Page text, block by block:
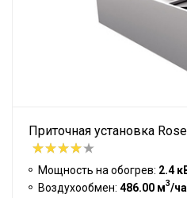
Приточная установка
Мощность на обогрев: 2.4
Воздухообмен: 486.00 м3/